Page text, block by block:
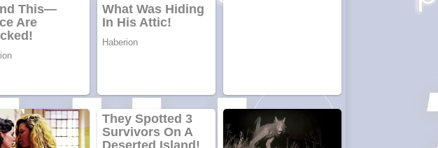
Răcitor de apă
CW5000 pentru
pentru freze
cu laser fără
metale
Cutit